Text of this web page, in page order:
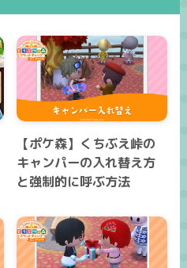
【ポケ森】くちぶえ峠の
キャンパーの入れ替え方
と強制的に呼ぶ方法